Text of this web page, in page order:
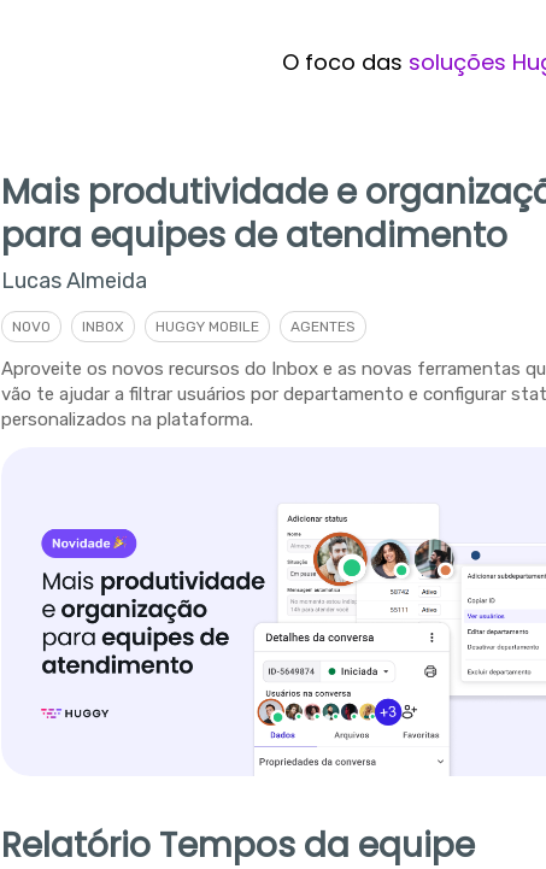
O foco das soluções
Mais produtividade e
para equipes de atendimento
Lucas Almeida
NOVO INBOX HUGGY MOBILE AGENTES
Aproveite os novos recursos do Inbox e as novas ferramentas
vão te ajudar a filtrar usuários por departamento e configurar
personalizados na plataforma.
Relatório Tempos da equipe